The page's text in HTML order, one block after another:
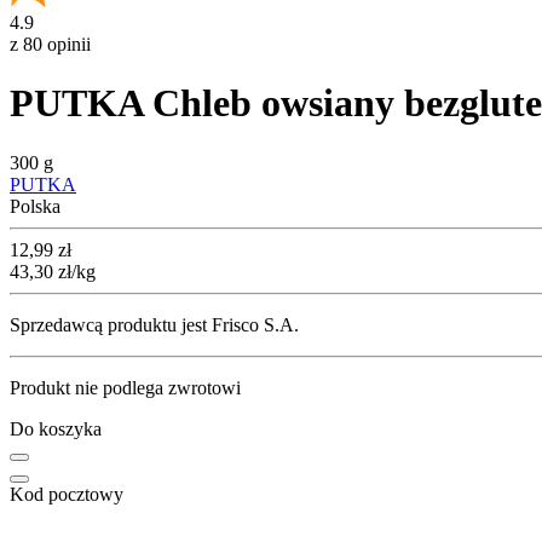
4.9
z 80 opinii
PUTKA Chleb owsiany
300 g
PUTKA
Polska
Cena
12,99 zł
43,30 zł/kg
Sprzedawcą produktu jest Frisco S.A.
Produkt nie podlega zwrotowi
Do koszyka
Kod pocztowy